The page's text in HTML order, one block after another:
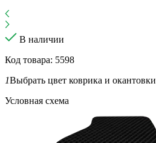
В наличии
Код товара: 5598
1Выбрать цвет коврика и окантовки
Условная схема